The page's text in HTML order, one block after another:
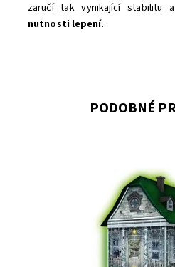
zaručí tak vynikající stabilitu a
nutnosti lepení.
PODOBNÉ
Skladem>3
9022
RAVENSBURGER